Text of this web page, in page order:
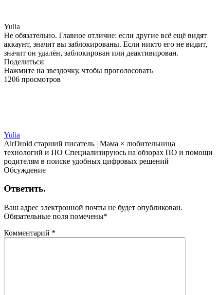
Yulia
Не обязательно. Главное отличие: если другие всё ещё видят
аккаунт, значит вы заблокированы. Если никто его не видит,
значит он удалён, заблокирован или деактивирован.
Поделиться:
Нажмите на звездочку, чтобы проголосовать
1206 просмотров
Yulia
AirDroid старший писатель | Мама × любительница
технологий и ПО Специализируюсь на обзорах ПО и помощи
родителям в поиске удобных цифровых решений
Обсуждение
Ответить.
Ваш адрес электронной почты не будет опубликован.
Обязательные поля помечены*
Комментарий *